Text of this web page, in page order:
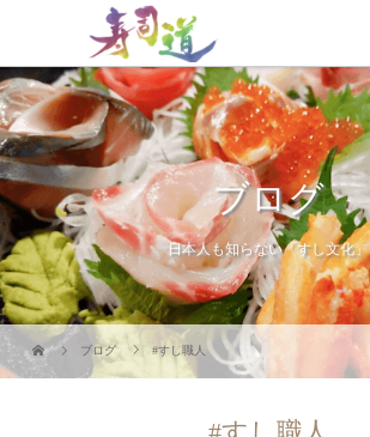
ブログ
日本人も知らない「すし文化」
ブログ #すし職人